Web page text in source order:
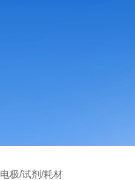
电极/试剂/耗材